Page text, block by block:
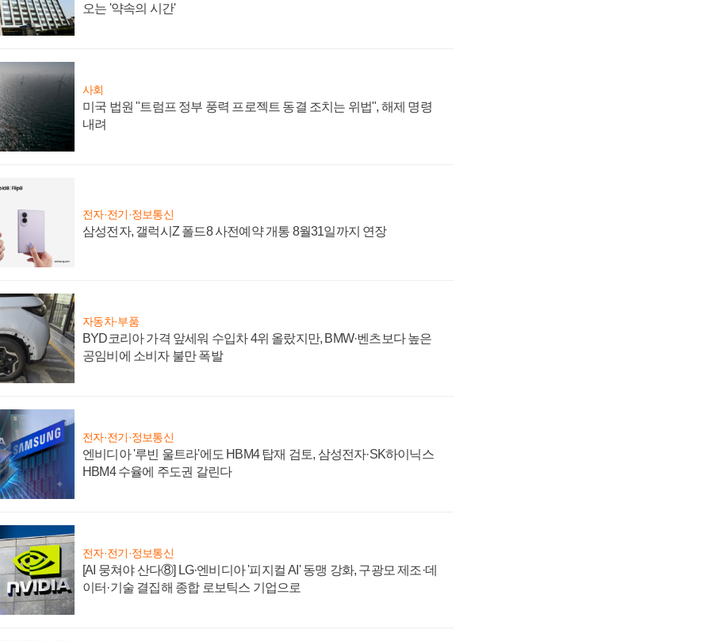
오는 '약속의 시간'
사회
미국 법원 "트럼프 정부 풍력 프로젝트 동결 조치는 위법", 해제 명령
내려
전자·전기·정보통신
삼성전자, 갤럭시Z 폴드8 사전예약 개통 8월31일까지 연장
자동차·부품
BYD코리아 가격 앞세워 수입차 4위 올랐지만, BMW·벤츠보다 높은
공임비에 소비자 불만 폭발
전자·전기·정보통신
엔비디아 '루빈 울트라'에도 HBM4 탑재 검토, 삼성전자·SK하이닉스
HBM4 수율에 주도권 갈린다
전자·전기·정보통신
[AI 뭉쳐야 산다⑧] LG·엔비디아 '피지컬 AI' 동맹 강화, 구광모 제조·데
이터·기술 결집해 종합 로보틱스 기업으로